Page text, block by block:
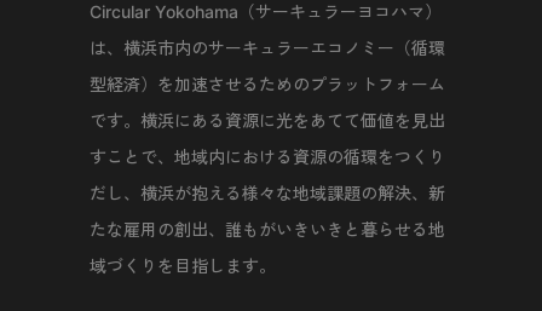
Circular Yokohama（サーキュラーヨコハマ）
は、横浜市内のサーキュラーエコノミー（循環
型経済）を加速させるためのプラットフォーム
です。横浜にある資源に光をあてて価値を見出
すことで、地域内における資源の循環をつくり
だし、横浜が抱える様々な地域課題の解決、新
たな雇用の創出、誰もがいきいきと暮らせる地
域づくりを目指します。